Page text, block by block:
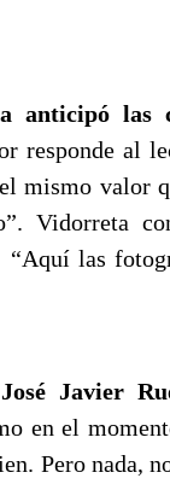
anticipó las
responde al
mismo valor
Vidorreta
“Aquí las
José Javier
en el
Pero nada,